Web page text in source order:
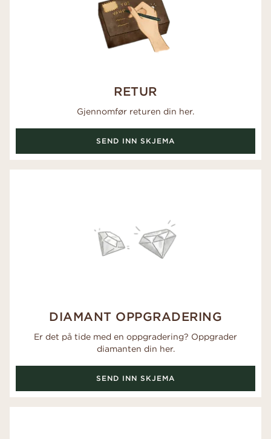
RETUR
Gjennomfør returen din her.
SEND INN SKJEMA
DIAMANT OPPGRADERING
Er det på tide med en oppgradering? Oppgrader
diamanten din her.
SEND INN SKJEMA